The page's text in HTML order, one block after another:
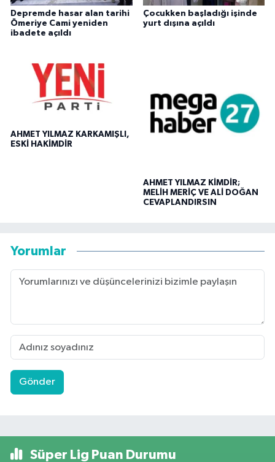
Depremde hasar alan tarihi
Ömeriye Cami yeniden
ibadete açıldı
Çocukken başladığı işinde
yurt dışına açıldı
AHMET YILMAZ KARKAMIŞLI,
ESKİ HAKİMDİR
AHMET YILMAZ KİMDİR;
MELİH MERİÇ VE ALİ DOĞAN
CEVAPLANDIRSIN
Yorumlar
Gönder
Süper Lig Puan Durumu